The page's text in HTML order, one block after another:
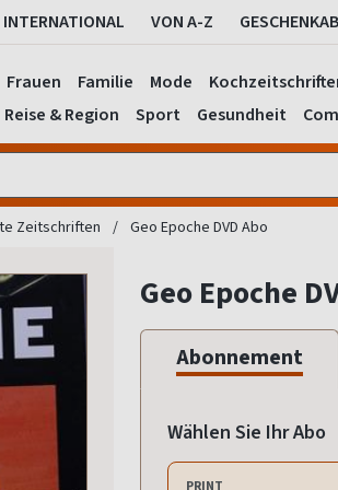
INTERNATIONAL VON A-Z
Frauen Familie Mode
Reise & Region
Sport Gesundheit
Zeitschriften Geo Epoche DVD Abo
Geo Epoche
Abonnement
Wählen Sie Ihr Abo
PRINT